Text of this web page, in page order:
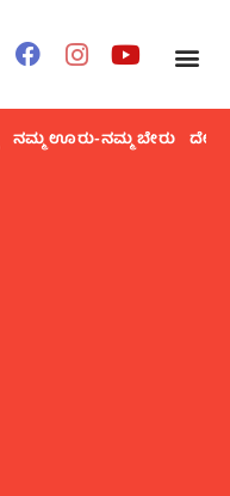
ನಮ್ಮ ಊರು-ನಮ್ಮ ಬೇರು ದೇಶ